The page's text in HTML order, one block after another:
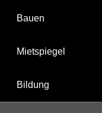
Bauen
Mietspiegel
Bildung